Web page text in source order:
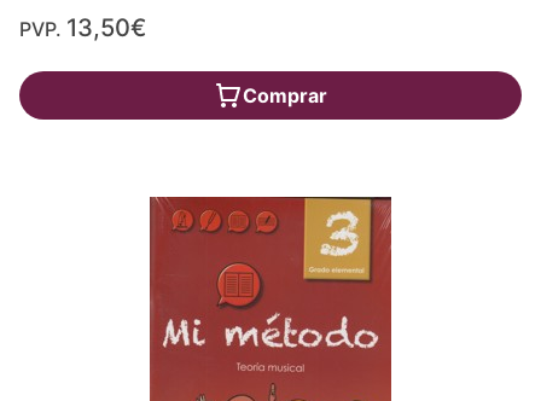
PVP. 13,50€
Comprar